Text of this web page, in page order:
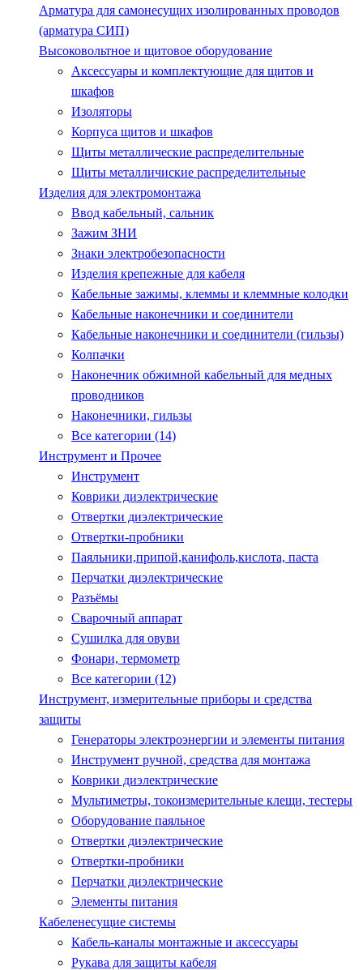
Арматура для самонесущих изолированных проводов
(арматура СИП)
Высоковольтное и щитовое оборудование
Аксессуары и комплектующие для щитов и
шкафов
Изоляторы
Корпуса щитов и шкафов
Щиты металлические распределительные
Щиты металличиские распределительные
Изделия для электромонтажа
Ввод кабельный, сальник
Зажим ЗНИ
Знаки электробезопасности
Изделия крепежные для кабеля
Кабельные зажимы, клеммы и клеммные колодки
Кабельные наконечники и соединители
Кабельные наконечники и соединители (гильзы)
Колпачки
Наконечник обжимной кабельный для медных
проводников
Наконечники, гильзы
Все категории (14)
Инструмент и Прочее
Инструмент
Коврики диэлектрические
Отвертки диэлектрические
Отвертки-пробники
Паяльники,припой,канифоль,кислота, паста
Перчатки диэлектрические
Разъёмы
Сварочный аппарат
Сушилка для овуви
Фонари, термометр
Все категории (12)
Инструмент, измерительные приборы и средства
защиты
Генераторы электроэнергии и элементы питания
Инструмент ручной, средства для монтажа
Коврики диэлектрические
Мультиметры, токоизмерительные клещи, тестеры
Оборудование паяльное
Отвертки диэлектрические
Отвертки-пробники
Перчатки диэлектрические
Элементы питания
Кабеленесущие системы
Кабель-каналы монтажные и аксессуары
Рукава для защиты кабеля